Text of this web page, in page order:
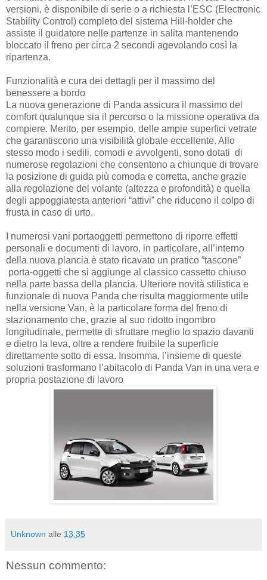
versioni, è disponibile di serie o a richiesta l’ESC (Electronic
Stability Control) completo del sistema Hill-holder che
assiste il guidatore nelle partenze in salita mantenendo
bloccato il freno per circa 2 secondi agevolando così la
ripartenza.
Funzionalità e cura dei dettagli per il massimo del
benessere a bordo
La nuova generazione di Panda assicura il massimo del
comfort qualunque sia il percorso o la missione operativa da
compiere. Merito, per esempio, delle ampie superfici vetrate
che garantiscono una visibilità globale eccellente. Allo
stesso modo i sedili, comodi e avvolgenti, sono dotati di
numerose regolazioni che consentono a chiunque di trovare
la posizione di guida più comoda e corretta, anche grazie
alla regolazione del volante (altezza e profondità) e quella
degli appoggiatesta anteriori “attivi” che riducono il colpo di
frusta in caso di urto.
I numerosi vani portaoggetti permettono di riporre effetti
personali e documenti di lavoro, in particolare, all’interno
della nuova plancia è stato ricavato un pratico “tascone”
porta-oggetti che si aggiunge al classico cassetto chiuso
nella parte bassa della plancia. Ulteriore novità stilistica e
funzionale di nuova Panda che risulta maggiormente utile
nella versione Van, è la particolare forma del freno di
stazionamento che, grazie al suo ridotto ingombro
longitudinale, permette di sfruttare meglio lo spazio davanti
e dietro la leva, oltre a rendere fruibile la superficie
direttamente sotto di essa. Insomma, l’insieme di queste
soluzioni trasformano l’abitacolo di Panda Van in una vera e
propria postazione di lavoro
Unknown alle 13:35
Nessun commento: